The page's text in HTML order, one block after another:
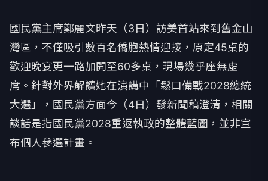
國民黨主席鄭麗文昨天（3日）訪美首站來到舊金山
灣區，不僅吸引數百名僑胞熱情迎接，原定45桌的
歡迎晚宴更一路加開至60多桌，現場幾乎座無虛
席。針對外界解讀她在演講中「鬆口備戰2028總統
大選」，國民黨方面今（4日）發新聞稿澄清，相關
談話是指國民黨2028重返執政的整體藍圖，並非宣
布個人參選計畫。